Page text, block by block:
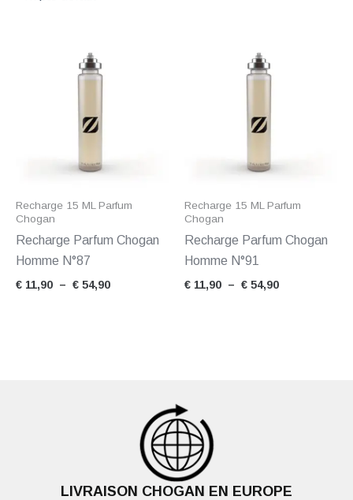
Recharge 15 ML Parfum
Chogan
Recharge Parfum Chogan
Homme N°87
€ 11,90 – € 54,90
Recharge 15 ML Parfum
Chogan
Recharge Parfum Chogan
Homme N°91
€ 11,90 – € 54,90
LIVRAISON CHOGAN EN EUROPE